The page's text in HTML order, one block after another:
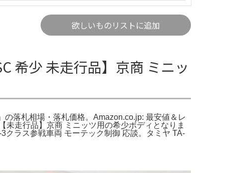
欲しいものリストに追加
希少 未走行品】京商 ミニッ
落札相場・落札価格。Amazon.co.jp: 最安値＆レ
未走行品】京商 ミニッツ用の希少ボディとなりま
ラス参戦車両 モーテック制御 応談。タミヤ TA-